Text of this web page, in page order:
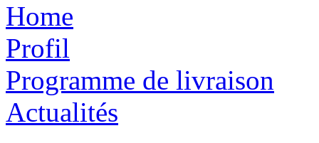
Home
Profil
Programme de livraison
Actualités